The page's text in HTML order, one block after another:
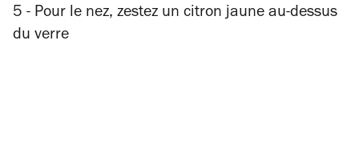
5 - Pour le nez, zestez un citron jaune au-dessus
du verre